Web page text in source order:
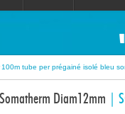
100m tube per prégainé isolé bleu
Diam12mm |